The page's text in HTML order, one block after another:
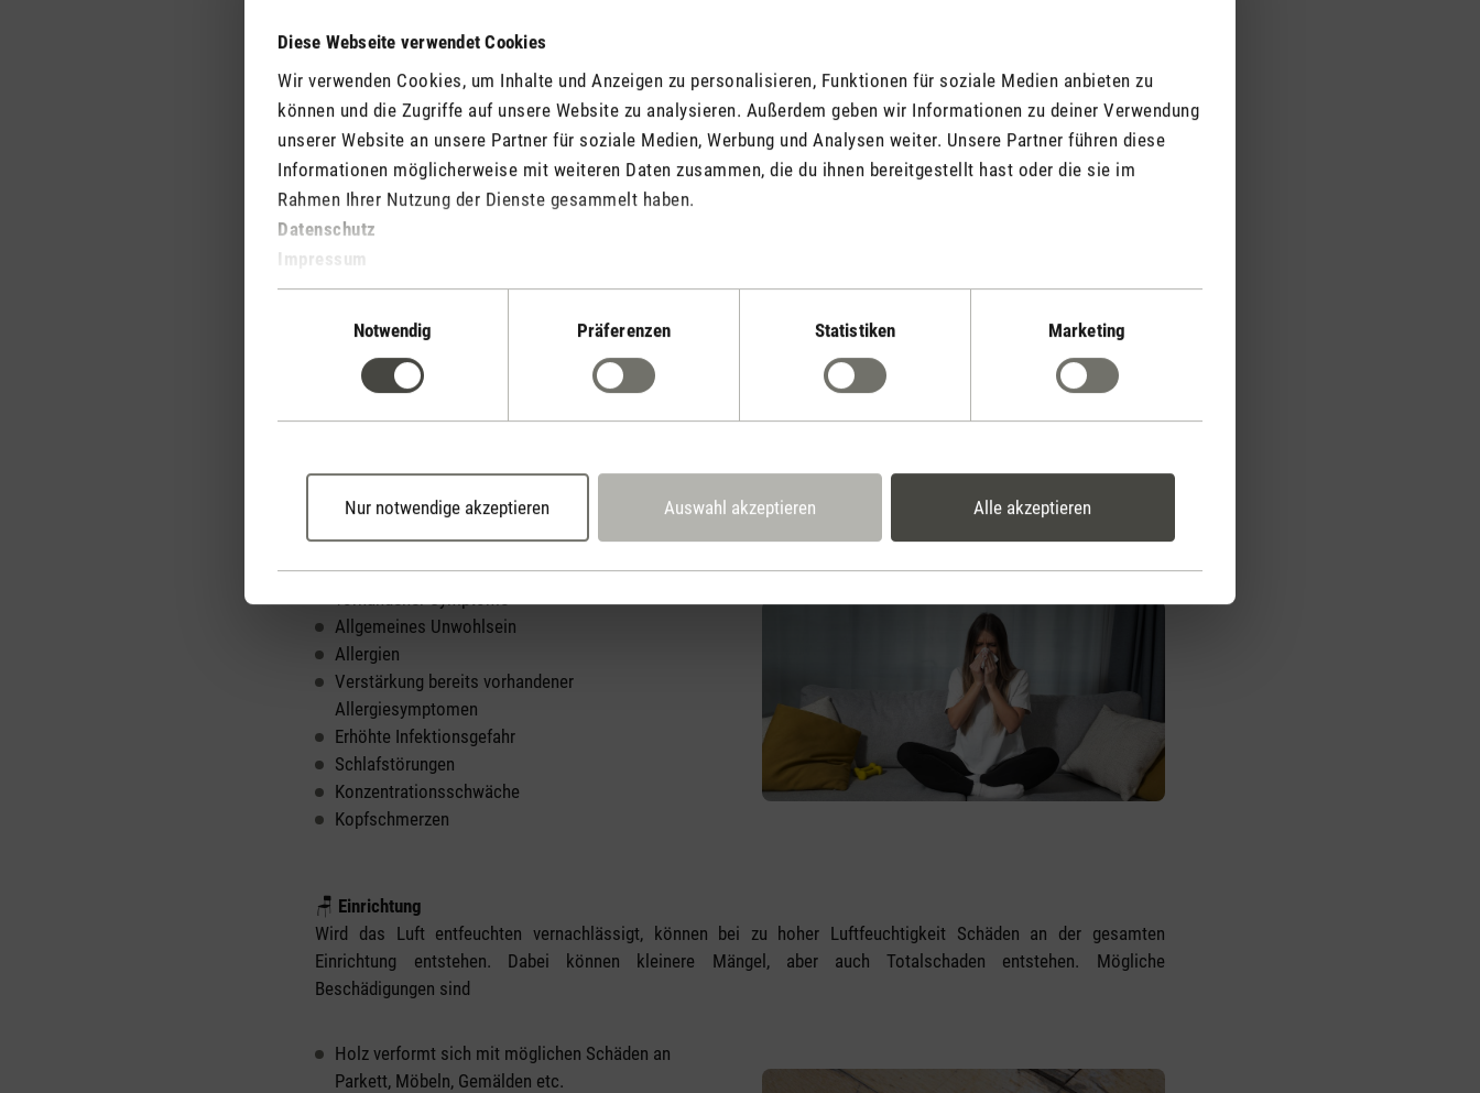
Diese Webseite verwendet Cookies
Wir verwenden Cookies, um Inhalte und Anzeigen zu personalisieren, Funktionen für soziale Medien anbieten zu
können und die Zugriffe auf unsere Website zu analysieren. Außerdem geben wir Informationen zu deiner Verwendung
unserer Website an unsere Partner für soziale Medien, Werbung und Analysen weiter. Unsere Partner führen diese
Informationen möglicherweise mit weiteren Daten zusammen, die du ihnen bereitgestellt hast oder die sie im
Rahmen Ihrer Nutzung der Dienste gesammelt haben.
Datenschutz
Impressum
Notwendig
Präferenzen Statistiken Marketing
Nur notwendige akzeptieren Auswahl akzeptieren Alle akzeptieren
Bei dauerhaft zu hoher Luftfeuchtigkeit lauern Gefahren und das nicht nur in Form von Gesundheitsrisiken wie
Schimmelsporen in der Luft. Das Risiko für Mensch und Tier steigt ebenso wie das für Schäden an Einrichtung und
Gebäude, wenn die Luftfeuchtigkeit nicht gesenkt wird.
Sind wir zu feuchter Raumluft zu lange ausgesetzt, kann das ernste Auswirkungen auf unsere Gesundheit haben.
Dazu gehören
Atembeschwerden
Auftreten von Asthma oder Verstärkung
Allgemeines Unwohlsein
Allergien
Verstärkung bereits vorhandener
Allergiesymptomen
Erhöhte Infektionsgefahr
Schlafstörungen
Konzentrationsschwäche
Kopfschmerzen
🪑 Einrichtung
Wird das Luft entfeuchten vernachlässigt, können bei zu hoher Luftfeuchtigkeit Schäden an der gesamten
Einrichtung entstehen. Dabei können kleinere Mängel, aber auch Totalschaden entstehen. Mögliche
Beschädigungen sind
Holz verformt sich mit möglichen Schäden an
Parkett, Möbeln, Gemälden etc.